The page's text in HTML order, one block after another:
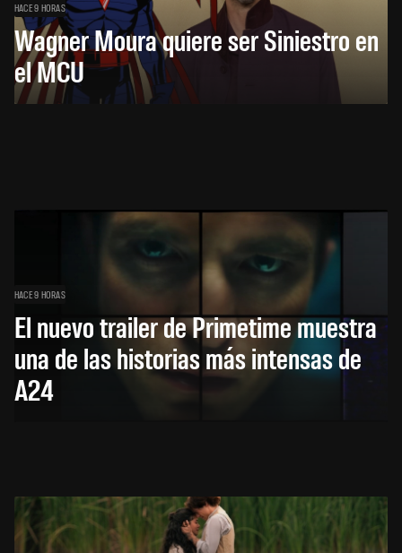
HACE 9 HORAS
Wagner Moura quiere ser Siniestro en
el MCU
HACE 9 HORAS
El nuevo trailer de Primetime muestra
una de las historias más intensas de
A24